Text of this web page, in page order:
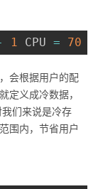
1 CPU = 70
会根据用户的配
定义成冷数据，
们来说是冷存
围内，节省用户